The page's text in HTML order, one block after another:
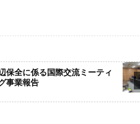
保全に係る国際交流ミーティ
事業報告